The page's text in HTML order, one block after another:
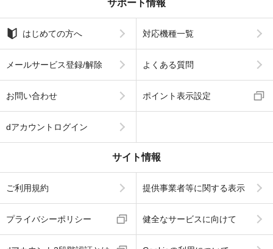
サポート情報
はじめての方へ 対応機種一覧
メールサービス登録/解除 よくある質問
お問い合わせ ポイント表示設定
dアカウントログイン
サイト情報
ご利用規約 提供事業者等に関する表示
プライバシーポリシー 健全なサービスに向けて